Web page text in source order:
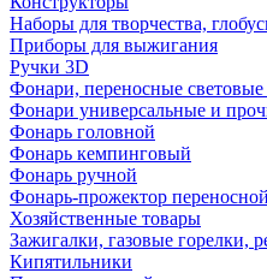
Наборы для творчества,
Приборы для выжигания
Ручки 3D
Фонари, переносные
Фонари универсальные и
Фонарь головной
Фонарь кемпинговый
Фонарь ручной
Фонарь-прожектор переносной
Хозяйственные товары
Зажигалки, газовые горелки,
Кипятильники